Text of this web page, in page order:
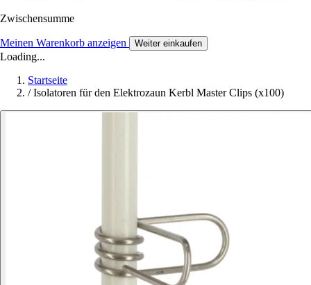
Zwischensumme
Meinen Warenkorb anzeigen Weiter einkaufen
Loading...
Startseite
/ Isolatoren für den Elektrozaun Kerbl Master Clips (x100)